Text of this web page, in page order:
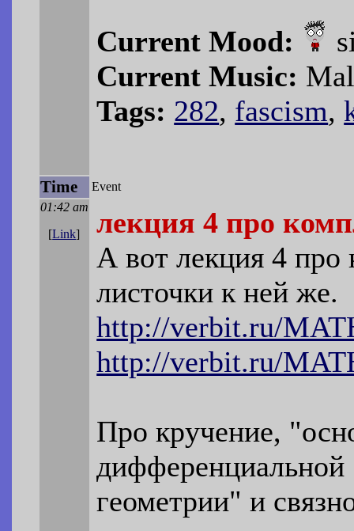
Current Mood:
Current Music:
Tags: 282, fascism,
Time
Event
01:42 am
[Link]
лекция 4 про
А вот лекция 4 про
листочки к ней же.
http://verbit.ru/
http://verbit.ru/
Про кручение,
дифференциальной
геометрии" и